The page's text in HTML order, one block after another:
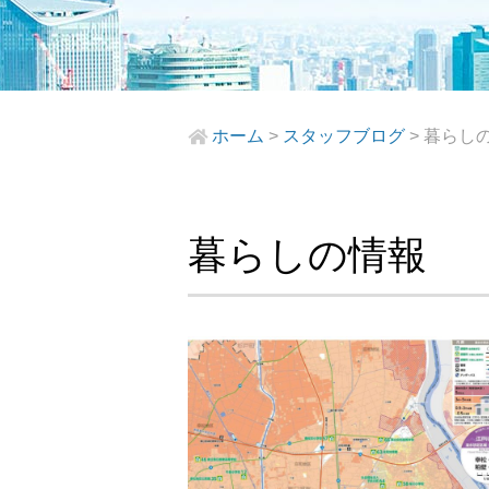
ホーム > スタッフブログ >暮らし
暮らしの情報